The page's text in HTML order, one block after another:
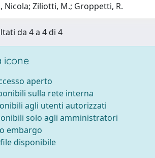
Nicola; Ziliotti, M.; Groppetti, R.
da 4 a 4 di 4
icone
aperto
sulla rete interna
agli utenti autorizzati
solo agli amministratori
embargo
disponibile